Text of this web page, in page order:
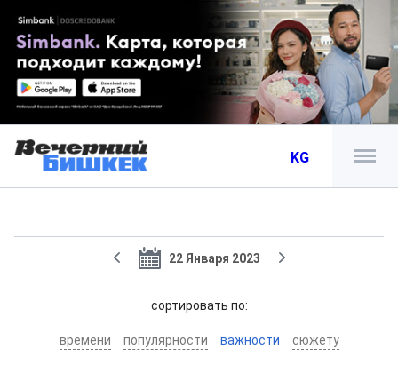
KG
22 Января 2023
cортировать по:
времени популярности важности сюжету